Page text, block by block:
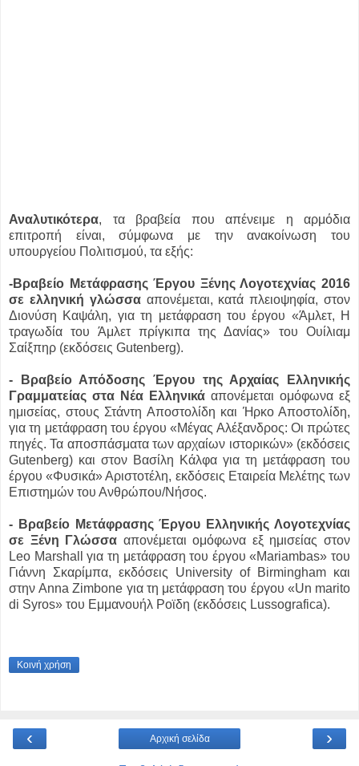
Αναλυτικότερα, τα βραβεία που απένειμε η αρμόδια
επιτροπή είναι, σύμφωνα με την ανακοίνωση του
υπουργείου Πολιτισμού, τα εξής:
-Βραβείο Μετάφρασης Έργου Ξένης Λογοτεχνίας 2016
σε ελληνική γλώσσα απονέμεται, κατά πλειοψηφία, στον
Διονύση Καψάλη, για τη μετάφραση του έργου «Άμλετ, Η
τραγωδία του Άμλετ πρίγκιπα της Δανίας» του Ουίλιαμ
Σαίξπηρ (εκδόσεις Gutenberg).
- Βραβείο Απόδοσης Έργου της Αρχαίας Ελληνικής
Γραμματείας στα Νέα Ελληνικά απονέμεται ομόφωνα εξ
ημισείας, στους Στάντη Αποστολίδη και Ήρκο Αποστολίδη,
για τη μετάφραση του έργου «Μέγας Αλέξανδρος: Οι πρώτες
πηγές. Τα αποσπάσματα των αρχαίων ιστορικών» (εκδόσεις
Gutenberg) και στον Βασίλη Κάλφα για τη μετάφραση του
έργου «Φυσικά» Αριστοτέλη, εκδόσεις Εταιρεία Μελέτης των
Επιστημών του Ανθρώπου/Νήσος.
- Βραβείο Μετάφρασης Έργου Ελληνικής Λογοτεχνίας
σε Ξένη Γλώσσα απονέμεται ομόφωνα εξ ημισείας στον
Leo Marshall για τη μετάφραση του έργου «Mariambas» του
Γιάννη Σκαρίμπα, εκδόσεις University of Birmingham και
στην Anna Zimbone για τη μετάφραση του έργου «Un marito
di Syros» του Εμμανουήλ Ροϊδη (εκδόσεις Lussografica).
Κοινή χρήση
‹ ›
Αρχική σελίδα